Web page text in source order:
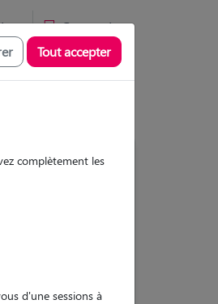
Connexion
Tout accepter
complètement les
d'une sessions à